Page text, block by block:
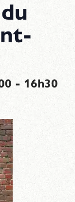
- 16h30